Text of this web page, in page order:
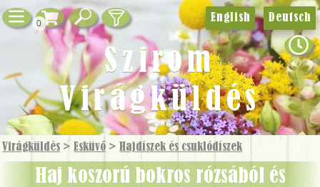
0
Virágküldés > Esküvő > Hajdíszek és csuklódíszek
haj koszorú bokros rózsából és
English Deutsch
Szirom
Virágküldés